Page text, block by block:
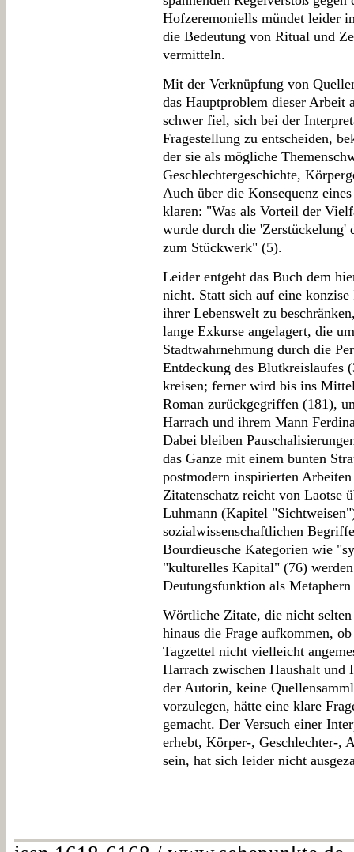
Hofzeremoniells mündet leider
die Bedeutung von Ritual und
vermitteln.
Mit der Verknüpfung von
das Hauptproblem dieser Arbeit
schwer fiel, sich bei der
Fragestellung zu entscheiden,
der sie als mögliche
Geschlechtergeschichte,
Auch über die Konsequenz
klaren: "Was als Vorteil der
wurde durch die 'Zerstückelung'
zum Stückwerk" (5).
Leider entgeht das Buch dem
nicht. Statt sich auf eine
ihrer Lebenswelt zu
lange Exkurse angelagert, die
Stadtwahrnehmung durch die
Entdeckung des Blutkreislaufes
kreisen; ferner wird bis ins
Roman zurückgegriffen (181),
Harrach und ihrem Mann
Dabei bleiben
das Ganze mit einem bunten
postmodern inspirierten
Zitatenschatz reicht von Laotse
Luhmann (Kapitel
sozialwissenschaftlichen
Bourdieusche Kategorien wie
"kulturelles Kapital" (76)
Deutungsfunktion als
Wörtliche Zitate, die nicht
hinaus die Frage aufkommen,
Tagzettel nicht vielleicht
Harrach zwischen Haushalt und
der Autorin, keine
vorzulegen, hätte eine klare
gemacht. Der Versuch einer
erhebt, Körper-, Geschlechter-,
sein, hat sich leider nicht